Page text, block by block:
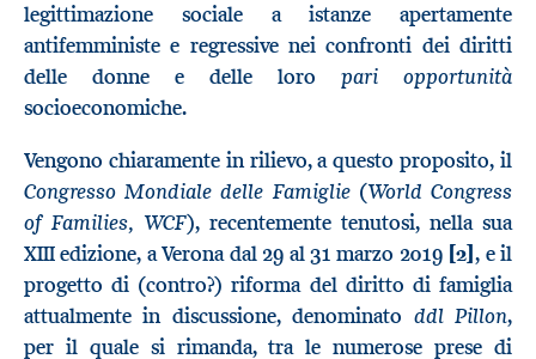
legittimazione sociale a istanze apertamente
antifemministe e regressive nei confronti dei diritti
delle donne e delle loro pari opportunità
socioeconomiche.
Vengono chiaramente in rilievo, a questo proposito, il
Congresso Mondiale delle Famiglie(World Congress
of Families, WCF), recentemente tenutosi, nella sua
XIII edizione, a Verona dal 29 al 31 marzo 2019 [2], e il
progetto di (contro?) riforma del diritto di famiglia
attualmente in discussione, denominato ddl Pillon,
per il quale si rimanda, tra le numerose prese di